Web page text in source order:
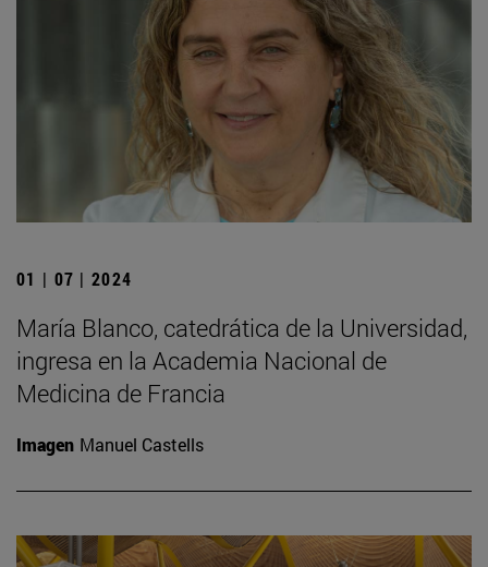
01 | 07 | 2024
María Blanco, catedrática de la Universidad,
ingresa en la Academia Nacional de
Medicina de Francia
Imagen Manuel Castells